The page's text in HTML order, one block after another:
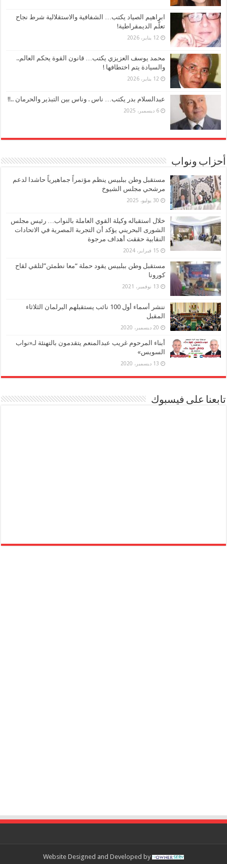
ابراهيم الصياد يكتب… الشفافية والاستقلالية شرط نجاح
تعلُّم الديمقراطية!
12 يناير، 2026
محمد يوسف العزيزي يكتب… قانون القوة يحكم العالم..
والسيادة يتم اختطافها !
12 يناير، 2026
عبدالسلام بدر يكتب… ناس . وناس بين التبذير والحرمان ..!!
6 ديسمبر، 2025
أحزاب ونواب
مستقبل وطن ببلبيس ينظم مؤتمراً جماهيرياً حاشدا لدعم
مرشحي مجلس الشيوخ
30 يوليو، 2025
خلال استقباله وكيلة القوي العاملة بالنواب… رئيس مجلس
الشورى البحريني يؤكد أن التجربة المصرية في الاتحادات
النقابية حققت أهداف مرجوة
15 فبراير، 2024
مستقبل وطن ببلبيس يقود حملة “معا نطمئن”لتلقي لقاح
كورونا
13 نوفمبر، 2021
ننشر أسماء أول 100 نائب يستقبلهم البرلمان الثلاثاء
المقبل
20 ديسمبر، 2020
أبناء المرحوم غريب عبدالمنعم يتقدمون بالتهنئة لـ«نواب
السويس»
13 ديسمبر، 2020
تابعنا على فيسبوك
Website Designed and Developed by